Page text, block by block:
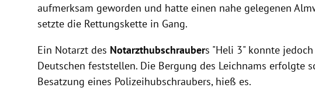
aufmerksam geworden und hatte einen nahe gelegenen
setzte die Rettungskette in Gang.
Ein Notarzt des Notarzthubschraubers "Heli 3" konnte
Deutschen feststellen. Die Bergung des Leichnams erfolgte
Besatzung eines Polizeihubschraubers, hieß es.